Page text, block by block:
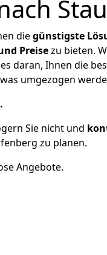
diegünstigste
Preisezu bieten.
daran, Ihnen die
umgezogen
Sie nicht und
zu planen.
Angebote.